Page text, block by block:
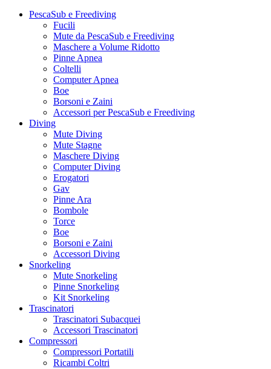
PescaSub e Freediving
Fucili
Mute da PescaSub e Freediving
Maschere a Volume Ridotto
Pinne Apnea
Coltelli
Computer Apnea
Boe
Borsoni e Zaini
Accessori per PescaSub e Freediving
Diving
Mute Diving
Mute Stagne
Maschere Diving
Computer Diving
Erogatori
Gav
Pinne Ara
Bombole
Torce
Boe
Borsoni e Zaini
Accessori Diving
Snorkeling
Mute Snorkeling
Pinne Snorkeling
Kit Snorkeling
Trascinatori
Trascinatori Subacquei
Accessori Trascinatori
Compressori
Compressori Portatili
Ricambi Coltri